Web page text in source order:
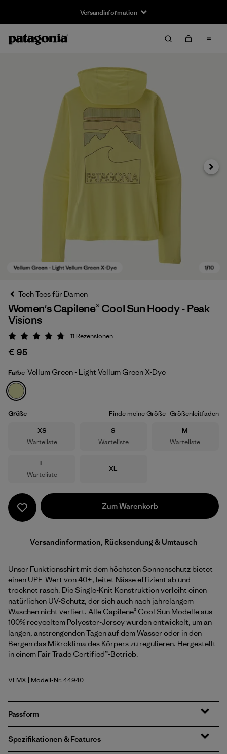
Versandinformation
Vellum Green - Light Vellum Green X-Dye
Weiter
Tech Tees für Damen
Women's Capilene® Cool Sun Hoody - Peak
Visions
Bewertung: 4.8 / 5
11 Rezensionen
€ 95
Farbe Vellum Green - Light Vellum Green X-Dye
Größe Finde meine Größe Größenleitfaden
Größe
XS
Warteliste
Größe
S
Warteliste
Größe
M
Warteliste
Größe
L
Warteliste
Größe
XL
Zum Warenkorb
Versandinformation, Rücksendung & Umtausch
Unser Funktionsshirt mit dem höchsten Sonnenschutz bietet
einen UPF-Wert von 40+, leitet Nässe effizient ab und
trocknet rasch. Die Single-Knit Konstruktion verleiht einen
natürlichen UV-Schutz, der sich auch nach jahrelangem
Waschen nicht verliert. Alle Capilene® Cool Sun Modelle aus
100% recyceltem Polyester-Jersey wurden entwickelt, um an
langen, anstrengenden Tagen auf dem Wasser oder in den
Bergen das Mikroklima des Körpers zu regulieren. Hergestellt
in einem Fair Trade Certified™-Betrieb.
Vellum Green - Light Vellum Green X-Dye
VLMX | Modell-Nr. 44940
Passform
Spezifikationen & Features